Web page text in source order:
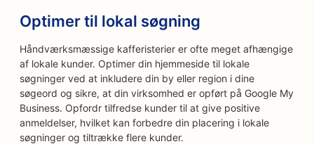
Optimer til lokal søgning
Håndværksmæssige kafferisterier er ofte meget afhængige
af lokale kunder. Optimer din hjemmeside til lokale
søgninger ved at inkludere din by eller region i dine
søgeord og sikre, at din virksomhed er opført på Google My
Business. Opfordr tilfredse kunder til at give positive
anmeldelser, hvilket kan forbedre din placering i lokale
søgninger og tiltrække flere kunder.